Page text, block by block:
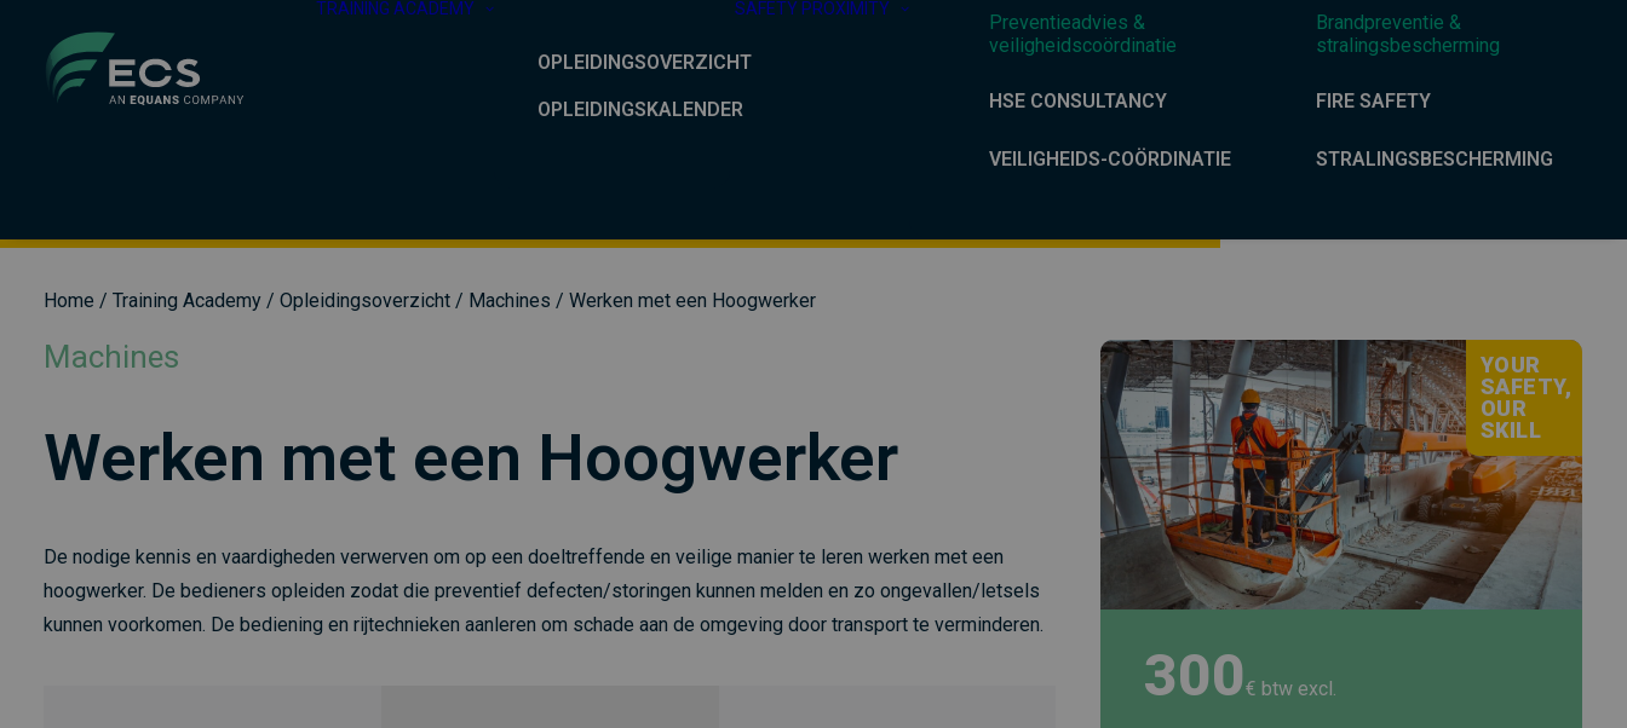
TRAINING ACADEMY
OPLEIDINGSOVERZICHT
OPLEIDINGSKALENDER
SAFETY PROXIMITY
Preventieadvies &
veiligheidscoördinatie
HSE CONSULTANCY
VEILIGHEIDS-COÖRDINATIE
Brandpreventie &
stralingsbescherming
FIRE SAFETY
STRALINGSBESCHERMING
Home / Training Academy / Opleidingsoverzicht / Machines / Werken met een Hoogwerker
Machines
Werken met een Hoogwerker
De nodige kennis en vaardigheden verwerven om op een doeltreffende en veilige manier te leren werken met een
hoogwerker. De bedieners opleiden zodat die preventief defecten/storingen kunnen melden en zo ongevallen/letsels
kunnen voorkomen. De bediening en rijtechnieken aanleren om schade aan de omgeving door transport te verminderen.
YOUR
SAFETY,
OUR
SKILL
300€ btw excl.